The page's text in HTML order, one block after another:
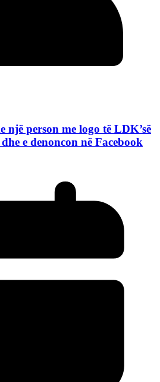
një person me logo të LDK’së
e denoncon në Facebook